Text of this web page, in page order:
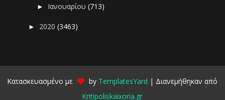
► Ιανουαρίου(713)
► 2020(3463)
Κατασκευασμένο με by TemplatesYard | Διανεμήθηκαν από
Kritipoliskaixoria.gr